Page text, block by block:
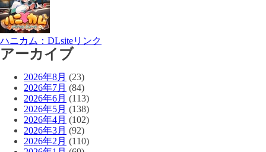
ハニカム：DLsiteリンク
アーカイブ
2026年8月 (23)
2026年7月 (84)
2026年6月 (113)
2026年5月 (138)
2026年4月 (102)
2026年3月 (92)
2026年2月 (110)